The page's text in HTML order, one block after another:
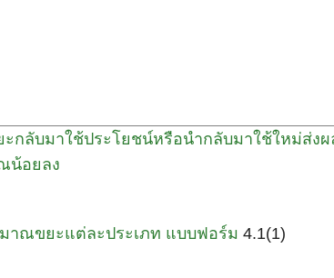
กลับมาใช้ประโยชน์หรือนำกลับมาใช้ใหม่ส่ง
น้อยลง
าณขยะแต่ละประเภท แบบฟอร์ม 4.1(1)